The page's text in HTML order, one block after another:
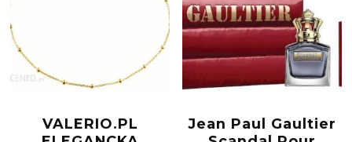
VALERIO.PL
Jean Paul Gaultier